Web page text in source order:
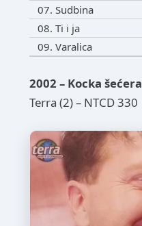
07. Sudbina
08. Ti i ja
09. Varalica
2002 – Kocka šećera
Terra (2) – NTCD 330